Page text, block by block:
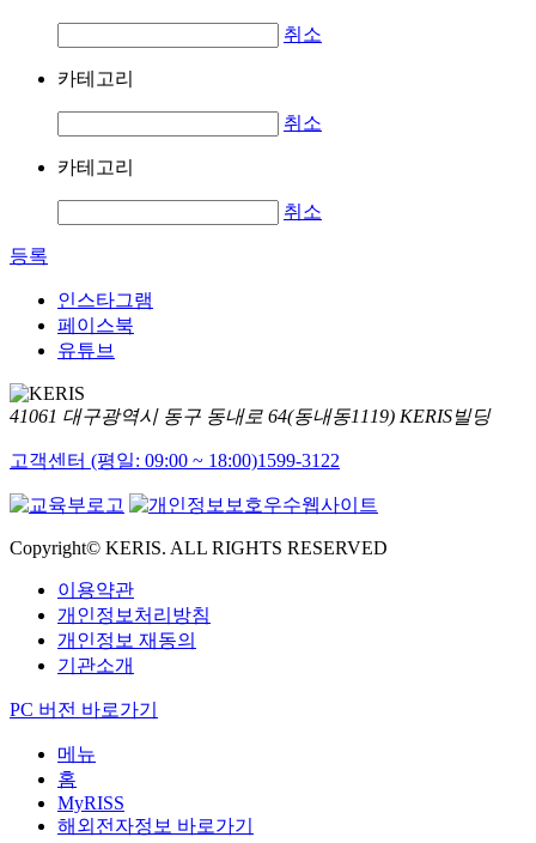
취소
카테고리
취소
카테고리
취소
등록
인스타그램
페이스북
유튜브
41061 대구광역시 동구 동내로 64(동내동1119) KERIS빌딩
고객센터 (평일: 09:00 ~ 18:00)1599-3122
Copyright© KERIS. ALL RIGHTS RESERVED
이용약관
개인정보처리방침
개인정보 재동의
기관소개
PC 버전 바로가기
메뉴
홈
MyRISS
해외전자정보 바로가기